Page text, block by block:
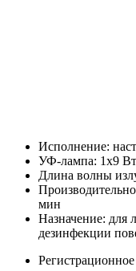
Исполнение:
УФ-лампа: 1x9
Длина волны
мин
Назначение: для
дезинфекции